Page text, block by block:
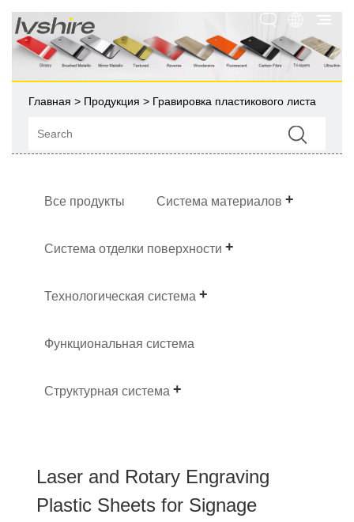
Главная > Продукция > Гравировка пластикового листа
Все продукты Система материалов
Система отделки поверхности
Технологическая система
Функциональная система
Структурная система
Laser and Rotary Engraving
Plastic Sheets for Signage